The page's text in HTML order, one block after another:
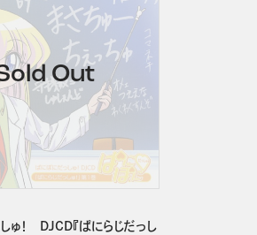
ゅ！ DJCD『ぱにらじだっし